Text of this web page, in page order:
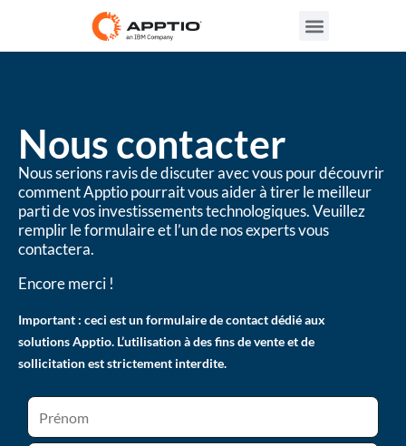
Nous contacter
Nous serions ravis de discuter avec vous pour découvrir
comment Apptio pourrait vous aider à tirer le meilleur
parti de vos investissements technologiques. Veuillez
remplir le formulaire et l’un de nos experts vous
contactera.
Encore merci !
Important : ceci est un formulaire de contact dédié aux
solutions Apptio. L’utilisation à des fins de vente et de
sollicitation est strictement interdite.